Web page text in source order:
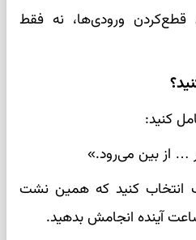
قطع‌کردن ورودی‌ها، نه فقط
کنید:
… از بین می‌رود.»
انتخاب کنید که همین نشت